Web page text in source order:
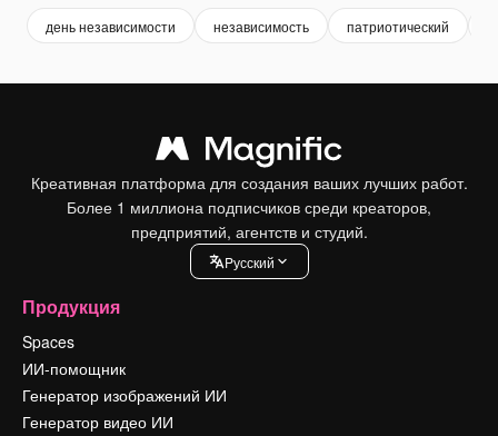
день независимости независимость патриотический
Креативная платформа для создания ваших лучших работ.
Более 1 миллиона подписчиков среди креаторов,
предприятий, агентств и студий.
Pусский
Продукция
Spaces
ИИ-помощник
Генератор изображений ИИ
Генератор видео ИИ